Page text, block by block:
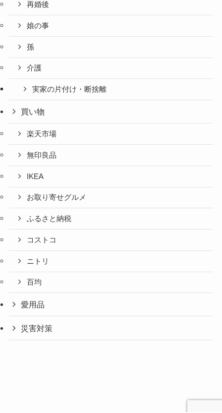
再婚後
娘の事
孫
介護
実家の片付け・断捨離
買い物
楽天市場
無印良品
IKEA
お取り寄せグルメ
ふるさと納税
コストコ
ニトリ
百均
愛用品
災害対策